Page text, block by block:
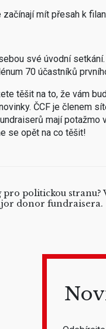
mít přesah k
své úvodní
70 účastníků
těšit na to, že vám
ČCF je členem
mají
se opět na co těšit!
politickou stranu?
donor fundraisera.